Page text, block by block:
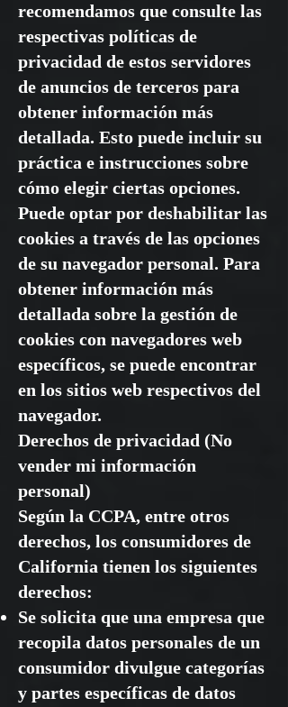
recomendamos que consulte las
respectivas políticas de
privacidad de estos servidores
de anuncios de terceros para
obtener información más
detallada. Esto puede incluir su
práctica e instrucciones sobre
cómo elegir ciertas opciones.
Puede optar por deshabilitar las
cookies a través de las opciones
de su navegador personal. Para
obtener información más
detallada sobre la gestión de
cookies con navegadores web
específicos, se puede encontrar
en los sitios web respectivos del
navegador.
Derechos de privacidad (No
vender mi información
personal)
Según la CCPA, entre otros
derechos, los consumidores de
California tienen los siguientes
derechos:
Se solicita que una empresa que
recopila datos personales de un
consumidor divulgue categorías
y partes específicas de datos